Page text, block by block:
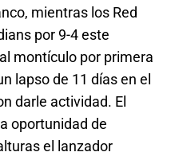
mientras los Red
por 9-4 este
montículo por primera
lapso de 11 días en el
darle actividad. El
oportunidad de
el lanzador